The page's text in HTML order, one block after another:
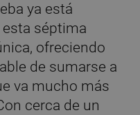
ya está
séptima
ofreciendo
de sumarse a
va mucho más
cerca de un